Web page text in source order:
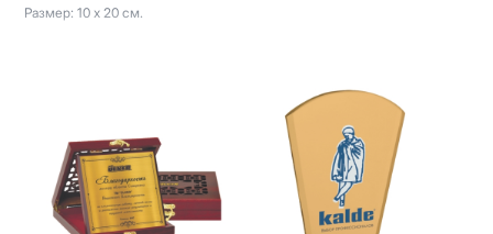
Размер: 10 х 20 см.